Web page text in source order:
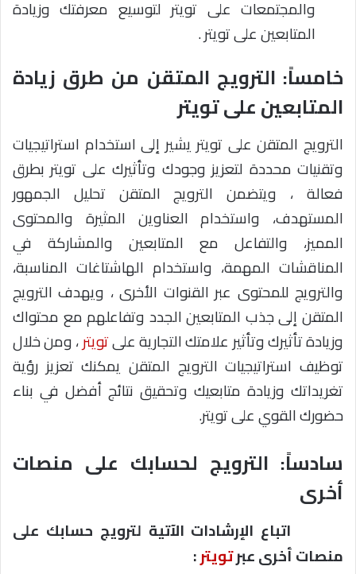
والمجتمعات على تويتر لتوسيع معرفتك وزيادة
المتابعين على تويتر .
خامساً: الترويج المتقن من طرق زيادة
المتابعين على تويتر
الترويج المتقن على تويتر يشير إلى استخدام استراتيجيات
وتقنيات محددة لتعزيز وجودك وتأثيرك على تويتر بطرق
فعالة ، ويتضمن الترويج المتقن تحليل الجمهور
المستهدف، واستخدام العناوين المثيرة والمحتوى
المميز، والتفاعل مع المتابعين والمشاركة في
المناقشات المهمة، واستخدام الهاشتاغات المناسبة،
والترويج للمحتوى عبر القنوات الأخرى ، ويهدف الترويج
المتقن إلى جذب المتابعين الجدد وتفاعلهم مع محتواك
وزيادة تأثيرك وتأثير علامتك التجارية علىتويتر، ومن خلال
توظيف استراتيجيات الترويج المتقن يمكنك تعزيز رؤية
تغريداتك وزيادة متابعيك وتحقيق نتائج أفضل في بناء
حضورك القوي على تويتر.
سادساً: الترويج لحسابك على منصات
أخرى
اتباع الإرشادات الآتية لترويج حسابك على
منصات أخرى عبرتويتر: